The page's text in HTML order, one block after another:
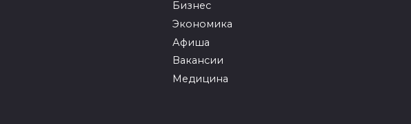
Бизнес
Экономика
Афиша
Вакансии
Медицина